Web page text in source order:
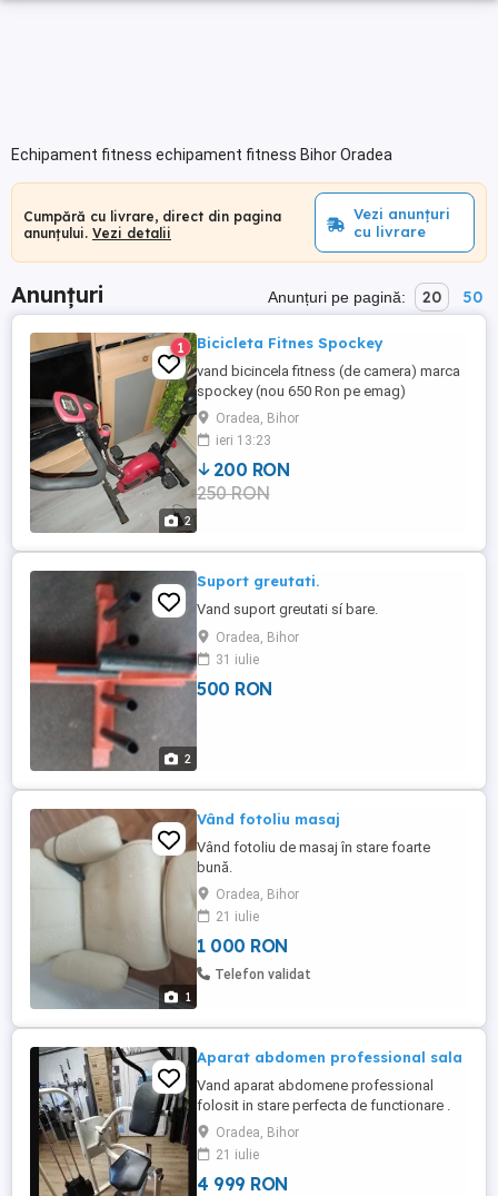
Echipament fitness echipament fitness Bihor Oradea
Cumpără cu livrare, direct din pagina
anunțului. Vezi detalii
Vezi anunțuri
cu livrare
Anunțuri Anunțuri pe pagină: 20 50
2
1 Bicicleta Fitnes Spockey
vand bicincela fitness (de camera) marca
spockey (nou 650 Ron pe emag)
Folosit,stare perfecta Pret usor negociabil
Oradea, Bihor
ieri 13:23
200 RON
250 RON
2
Suport greutati.
Vand suport greutati sí bare.
Oradea, Bihor
31 iulie
500 RON
1
Vând fotoliu masaj
Vând fotoliu de masaj în stare foarte
bună.
Oradea, Bihor
21 iulie
1 000 RON
Telefon validat
Aparat abdomen professional sala
Vand aparat abdomene professional
folosit in stare perfecta de functionare .
La aparat se misca si patrea de jos
deodata cu partea de sus pentru efectul
maxim de antrenament Pt neclaritati sau
informatii va rog sa ma contactati
Oradea, Bihor
21 iulie
4 999 RON